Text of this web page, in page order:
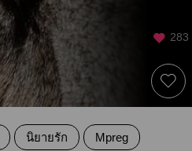
283
นิยายรัก Mpreg